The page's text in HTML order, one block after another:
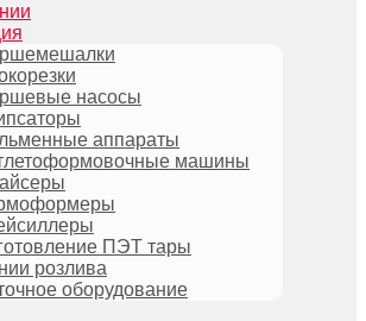
насосы
аппараты
машины
ПЭТ тары
розлива
оборудование